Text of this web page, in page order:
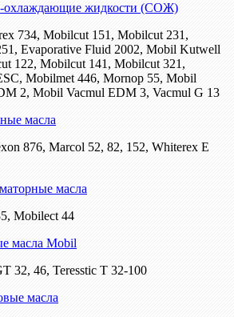
охлаждающие жидкости (СОЖ)
734, Mobilcut 151, Mobilcut 231,
Evaporative Fluid 2002, Mobil Kutwell
122, Mobilcut 141, Mobilcut 321,
Mobilmet 446, Mornop 55, Mobil
2, Mobil Vacmul EDM 3, Vacmul G 13
масла
876, Marcol 52, 82, 152, Whiterex E
масла
Mobilect 44
масла Mobil
32, 46, Teresstic T 32-100
масла